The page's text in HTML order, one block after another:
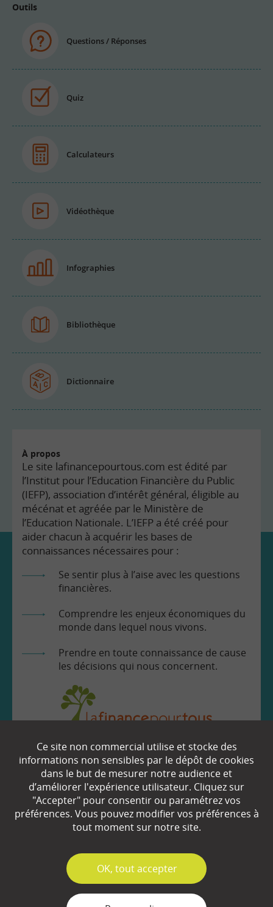
Outils
Questions / Réponses
Quiz
Calculateurs
Vidéothèque
Infographies
Bibliothèque
Dictionnaire
À propos
Le site lafinancepourtous.com est édité par
l’Institut pour l’Education Financière du Public
(IEFP), association d’intérêt général, éligible au
mécénat et agréée par le Ministère de
l’Education Nationale. L’IEFP a été créé pour
aider chacun à acquérir les bases de
connaissances nécessaires pour :
Se sentir plus à l’aise avec les questions
financières.
Comprendre les enjeux économiques du
monde dans lequel nous vivons.
Prendre en toute connaissance de cause
les décisions qui nous concernent.
EN SAVOIR
Qui sommes-nous ?
Partenaires
Plan du site
Ce site non commercial utilise et stocke des
informations non sensibles par le dépôt de cookies
dans le but de mesurer notre audience et
d’améliorer l'expérience utilisateur. Cliquez sur
"Accepter" pour consentir ou paramétrez vos
préférences. Vous pouvez modifier vos préférences à
tout moment sur notre site.
✓
OK, tout accepter